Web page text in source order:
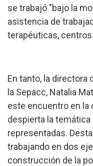
se trabajó "bajo la
asistencia de
terapéuticas,
En tanto, la directora
la Sepacc, Natalia
este encuentro en la
despierta la temática
representadas.
trabajando en dos
construcción de la